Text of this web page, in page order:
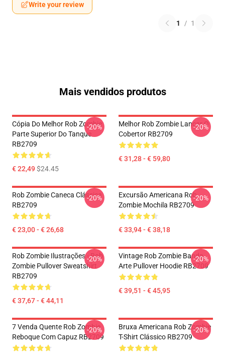
Write your review
1 / 1
Mais vendidos produtos
Cópia Do Melhor Rob Zombie
Parte Superior Do Tanque
RB2709
€ 22,49$24.45
-20%
Melhor Rob Zombie Lançar O
Cobertor RB2709
€ 31,28 - € 59,80
-20%
Rob Zombie Caneca Clássica
RB2709
€ 23,00 - € 26,68
-20%
Excursão Americana Rob
Zombie Mochila RB2709
€ 33,94 - € 38,18
-20%
Rob Zombie Ilustrações - Rob
Zombie Pullover Sweatshirt
RB2709
€ 37,67 - € 44,11
-20%
Vintage Rob Zombie Banda
Arte Pullover Hoodie RB2709
€ 39,51 - € 45,95
-20%
7 Venda Quente Rob Zombie
Reboque Com Capuz RB2709
-20%
Bruxa Americana Rob Zombie
T-Shirt Clássico RB2709
-20%